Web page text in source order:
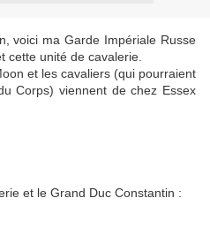
voici ma Garde Impériale Russe
cette unité de cavalerie.
et les cavaliers (qui pourraient
Corps) viennent de chez Essex
et le Grand Duc Constantin :